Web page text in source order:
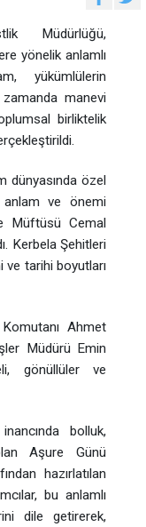
Müdürlüğü,
yönelik anlamlı
yükümlülerin
zamanda manevi
birliktelik
dünyasında özel
anlam ve önemi
Müftüsü Cemal
Kerbela Şehitleri
ve tarihi boyutları
Ahmet
Müdürü Emin
gönüllüler ve
bolluk,
Aşure Günü
hazırlatılan
bu anlamlı
dile getirerek,